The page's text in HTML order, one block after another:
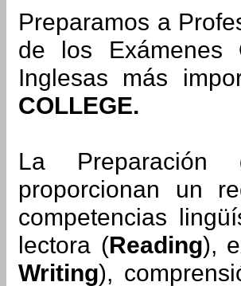
Preparamos a
de los Exámenes
Inglesas más
COLLEGE.
La
proporcionan un
competencias
lectora (Reading),
Writing),